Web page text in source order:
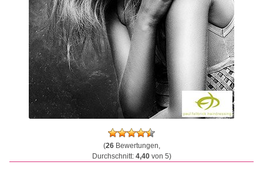
(26Bewertungen,
Durchschnitt: 4,40von 5)